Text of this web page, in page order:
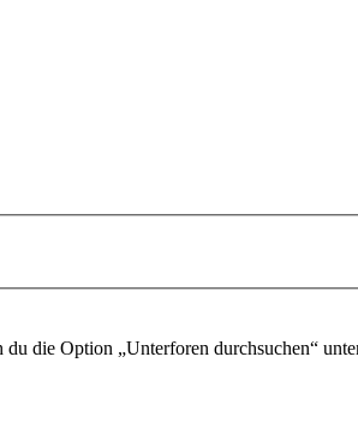
die Option „Unterforen durchsuchen“